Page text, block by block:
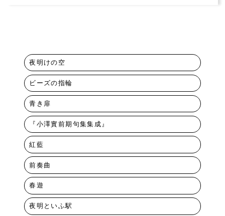
夜明けの空
ビーズの指輪
青き扉
『小澤實前期句集集成』
紅藍
前奏曲
春遊
夜明といふ駅